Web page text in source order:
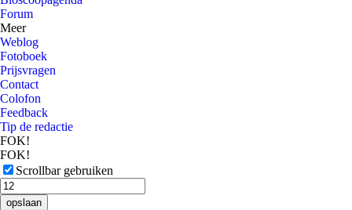
Forum
Meer
Weblog
Fotoboek
Prijsvragen
Contact
Colofon
Feedback
Tip de redactie
FOK!
FOK!
Scrollbar gebruiken
opslaan